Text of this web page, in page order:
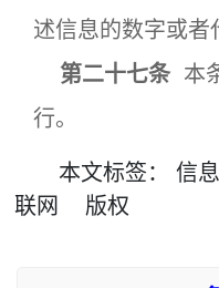
述信息的数字或者
第二十七条 本
行。
本文标签： 信
联网
版权